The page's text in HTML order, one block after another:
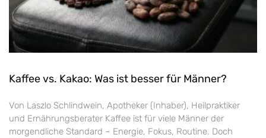
Kaffee vs. Kakao: Was ist besser für Männer?
Von Laszlo Schlindwein, Apotheker (Inhaber), Heilpraktiker
und Ernährungsberater Kaffee ist für viele Männer der
morgendliche Standard – Energie, Fokus, Routine. Doch